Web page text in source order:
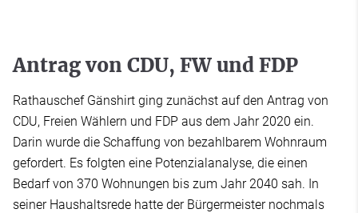
Antrag von CDU, FW und FDP
Rathauschef Gänshirt ging zunächst auf den Antrag von
CDU, Freien Wählern und FDP aus dem Jahr 2020 ein.
Darin wurde die Schaffung von bezahlbarem Wohnraum
gefordert. Es folgten eine Potenzialanalyse, die einen
Bedarf von 370 Wohnungen bis zum Jahr 2040 sah. In
seiner Haushaltsrede hatte der Bürgermeister nochmals